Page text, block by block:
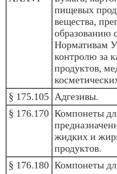
пищевых
вещества,
образованию
Нормативам
контролю за
продуктов,
§ 175.105 Адгезивы.
§ 176.170 Компонеты
жидких и
продуктов.
§ 176.180 Компонеты